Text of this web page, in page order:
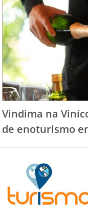
Vindima na
de enoturismo